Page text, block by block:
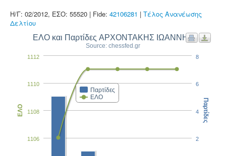
Η/Γ: 02/2012, ΕΣΟ: 55520 | Fide: 42106281 | Τέλος Ανανέωσης
Δελτίου
ΕΛΟ και Παρτίδες ΑΡΧΟΝΤΑΚΗΣ ΙΩΑΝΝΗΣ
Source: chessfed.gr
Παρτίδες
ΕΛΟ
1106
1108
1110
1112
ΕΛΟ
2
4
6
8
Παρτίδες